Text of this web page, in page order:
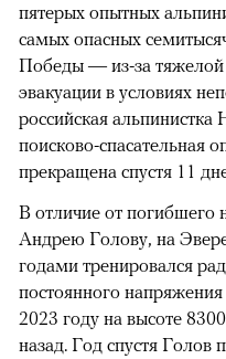
пятерых опытных
самых опасных
Победы — из-за
эвакуации в условиях
российская
поисково-спасательная
прекращена спустя 11
В отличие от погибшего
Андрею Голову, на
годами тренировался
постоянного
2023 году на высоте
назад. Год спустя Голов